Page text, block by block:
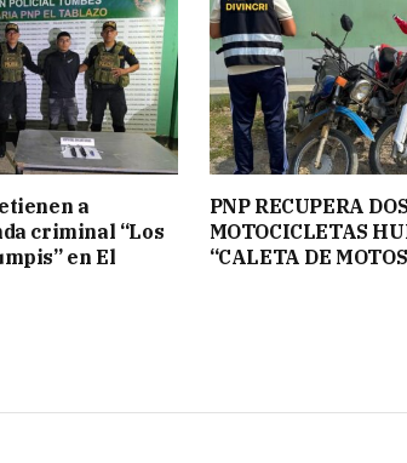
a
criminal “Los
en El
PNP RECUPERA DOS
MOTOCICLETAS
“CALETA DE